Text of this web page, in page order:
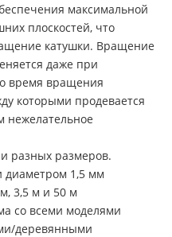
максимальной
плоскостей, что
катушки. Вращение
даже при
время вращения
которыми продевается
нежелательное
разных размеров.
диаметром 1,5 мм
3,5 м и 50 м
со всеми моделями
деревянными